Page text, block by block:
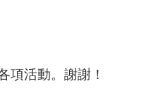
項活動。謝謝！